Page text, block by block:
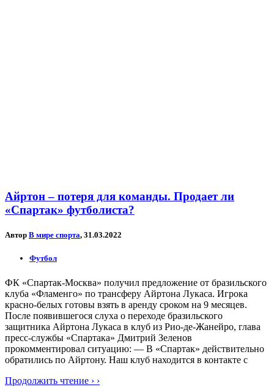
Айртон – потеря для команды. Продает ли
«Спартак» футболиста?
Автор В мире спорта, 31.03.2022
Футбол
ФК «Спартак-Москва» получил предложение от бразильского
клуба «Фламенго» по трансферу Айртона Лукаса. Игрока
красно-белых готовы взять в аренду сроком на 9 месяцев.
После появившегося слуха о переходе бразильского
защитника Айртона Лукаса в клуб из Рио-де-Жанейро, глава
пресс-службы «Спартака» Дмитрий Зеленов
прокомментировал ситуацию: — В «Спартак» действительно
обратились по Айртону. Наш клуб находится в контакте с
Продолжить чтение › ›